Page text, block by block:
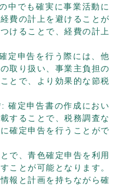
中でも確実に事業活動に
費の計上を避けることが
けることで、経費の計上
定申告を行う際には、他
取り扱い、事業主負担の
とで、より効果的な節税
確定申告書の作成におい
することで、税務調査な
確定申告を行うことがで
で、青色確定申告を利用
ことが可能となります。
報と計画を持ちながら確